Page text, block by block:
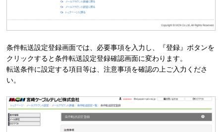
条件転送設定登録画面では、必要事項を入力し、『登録』ボタンを
クリックすると条件転送設定登録確認画面に変わります。
転送条件に設定する項目等は、注意事項を確認の上ご入力くださ
い。